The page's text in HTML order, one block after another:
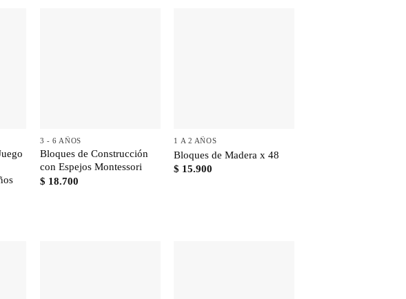
3 - 6 AÑOS
Bloques de Construcción
con Espejos Montessori
$ 18.700
1 A 2 AÑOS
Bloques de Madera x 48
$ 15.900